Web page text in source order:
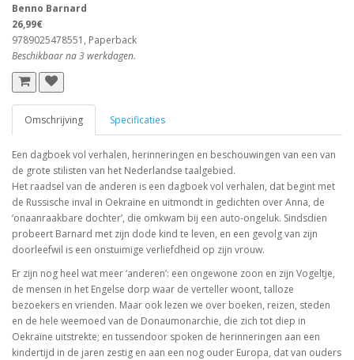
Benno Barnard
26,99€
9789025478551, Paperback
Beschikbaar na 3 werkdagen.
Omschrijving Specificaties
Een dagboek vol verhalen, herinneringen en beschouwingen van een van
de grote stilisten van het Nederlandse taalgebied.
Het raadsel van de anderen is een dagboek vol verhalen, dat begint met
de Russische inval in Oekraïne en uitmondt in gedichten over Anna, de
‘onaanraakbare dochter’, die omkwam bij een auto-ongeluk. Sindsdien
probeert Barnard met zijn dode kind te leven, en een gevolg van zijn
doorleefwil is een onstuimige verliefdheid op zijn vrouw.
Er zijn nog heel wat meer ‘anderen’: een ongewone zoon en zijn Vogeltje,
de mensen in het Engelse dorp waar de verteller woont, talloze
bezoekers en vrienden. Maar ook lezen we over boeken, reizen, steden
en de hele weemoed van de Donaumonarchie, die zich tot diep in
Oekraïne uitstrekte; en tussendoor spoken de herinneringen aan een
kindertijd in de jaren zestig en aan een nog ouder Europa, dat van ouders